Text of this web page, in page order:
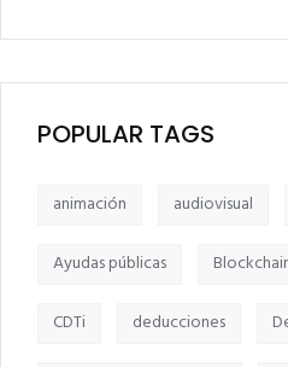
POPULAR TAGS
animación audiovisual
Ayudas públicas
CDTi deducciones